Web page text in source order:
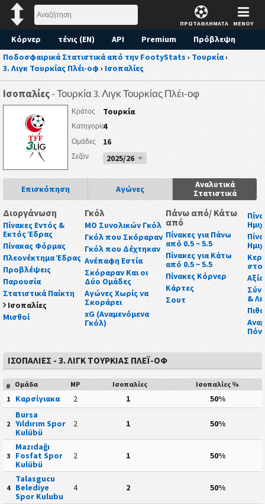
ΠΡΩΤΑΘΛΗΜΑΤΑ ΜΕΝΟΥ
Κόρνερ τένις (EN) API Premium
Πρόβλεψη
Ποδοσφαιρικά Στατιστικά από την FootyStats › Τουρκία›
3. Λιγκ Τουρκίας Πλέι-οφ › Ισοπαλίες
Ισοπαλίες- Τουρκία 3. Λιγκ Τουρκίας Πλέι-οφ
Κράτος Τουρκία
Κατηγορία4
Ομάδες 16
Σεζόν 2025/26
Επισκόπηση Αγώνες
Αναλυτικά
Στατιστικά
Διοργάνωση
Πίνακες Εντός &
Εκτός Έδρας
Πίνακας Φόρμας
Πλεονέκτημα Έδρας
Προβλέψεις
Παρουσία
Στατιστικά Παίκτη
Ισοπαλίες
Μισθοί
Γκόλ
ΜΟ Συνολικών Γκόλ
Γκόλ που Σκόραραν
Γκόλ που Δέχτηκαν
Ανέπαφη Εστία
Σκόραραν Και οι
Δύο Ομάδες
Αγώνες Χωρίς να
Σκοράρει
xG (Αναμενόμενα
Γκόλ)
Πάνω από/ Κάτω
από
Πίνακες για Πάνω
από 0.5 ~ 5.5
Πίνακες για Κάτω
από 0.5 ~ 5.5
Πίνακες Κόρνερ
Κάρτες
Σουτ
στο
&
ΙΣΟΠΑΛΊΕΣ - 3. ΛΙΓΚ ΤΟΥΡΚΊΑΣ ΠΛΈΙ-ΟΦ
# Ομάδα MP Ισοπαλίες
Ισοπαλίες %
1
Καρσίγιακα 2 1 50%
2
Bursa
Yıldırım Spor
Kulübü
2 1 50%
3
Mazıdağı
Fosfat Spor
Kulübü
2 1 50%
4
Talasgucu
Belediye
Spor Kulubu
4 2 50%